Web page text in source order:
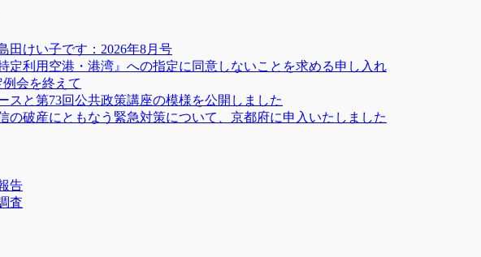
田けい子です：2026年8月号
定利用空港・港湾』への指定に同意しないことを求める申し入れ
例会を終えて
スと第73回公共政策講座の模様を公開しました
の破産にともなう緊急対策について、京都府に申入いたしました
告
査